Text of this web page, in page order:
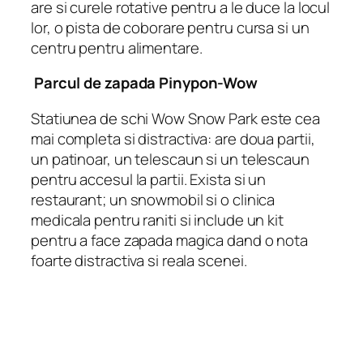
are si curele rotative pentru a le duce la locul
lor, o pista de coborare pentru cursa si un
centru pentru alimentare.
Parcul de zapada Pinypon-Wow
Statiunea de schi Wow Snow Park este cea
mai completa si distractiva: are doua partii,
un patinoar, un telescaun si un telescaun
pentru accesul la partii. Exista si un
restaurant; un snowmobil si o clinica
medicala pentru raniti si include un kit
pentru a face zapada magica dand o nota
foarte distractiva si reala scenei.